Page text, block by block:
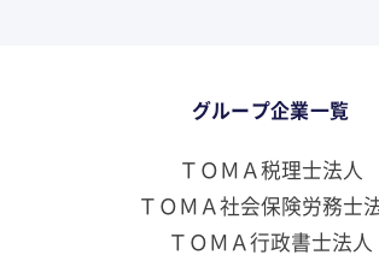
グループ企業一覧
ＴＯＭＡ税理士法人
ＴＯＭＡ社会保険労務士
ＴＯＭＡ行政書士法人